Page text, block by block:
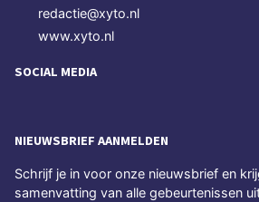
redactie@xyto.nl
www.xyto.nl
SOCIAL MEDIA
NIEUWSBRIEF AANMELDEN
Schrijf je in voor onze nieuwsbrief en
samenvatting van alle gebeurtenissen